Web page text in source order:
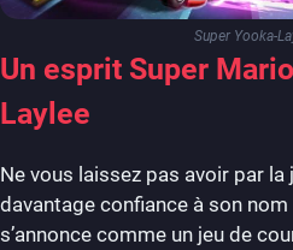
Super Yooka-
Un esprit Super
Laylee
Ne vous laissez pas avoir par
davantage confiance à son nom
s’annonce comme un jeu de